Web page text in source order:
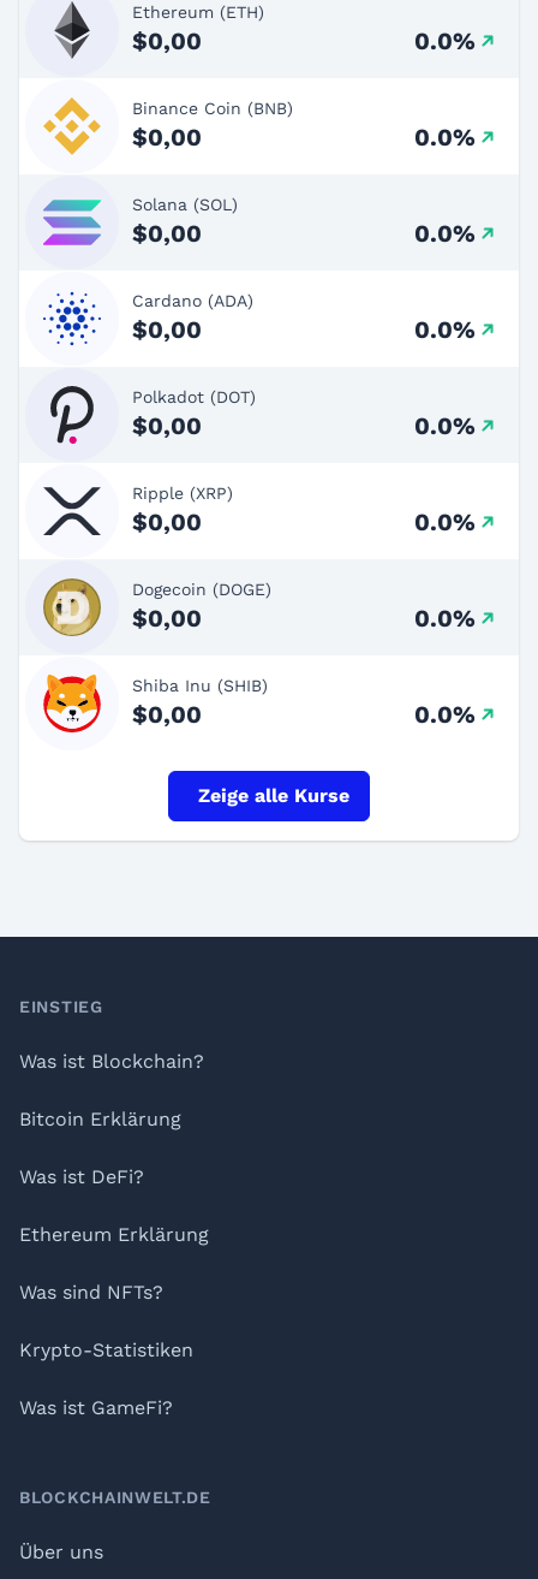
Ethereum (ETH)
$0,00 0.0%
Binance Coin (BNB)
$0,00 0.0%
Solana (SOL)
$0,00 0.0%
Cardano (ADA)
$0,00 0.0%
Polkadot (DOT)
$0,00 0.0%
Ripple (XRP)
$0,00 0.0%
Dogecoin (DOGE)
$0,00 0.0%
Shiba Inu (SHIB)
$0,00 0.0%
Zeige alle Kurse
Footer
EINSTIEG
Was ist Blockchain?
Bitcoin Erklärung
Was ist DeFi?
Ethereum Erklärung
Was sind NFTs?
Krypto-Statistiken
Was ist GameFi?
BLOCKCHAINWELT.DE
Über uns